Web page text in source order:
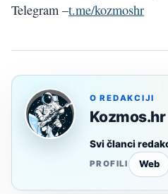
Telegram –t.me/kozmoshr
O REDAKCIJI
Kozmos.hr
Svi članci
PROFILI Web